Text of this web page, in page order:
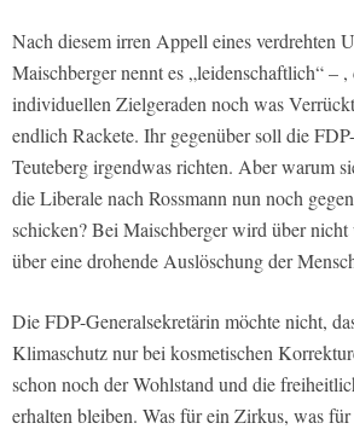
Nach diesem irren Appell eines verdrehten
Maischberger nennt es „leidenschaftlich“ – ,
individuellen Zielgeraden noch was
endlich Rackete. Ihr gegenüber soll die
Teuteberg irgendwas richten. Aber warum
die Liberale nach Rossmann nun noch
schicken? Bei Maischberger wird über nicht
über eine drohende Auslöschung der
Die FDP-Generalsekretärin möchte nicht,
Klimaschutz nur bei kosmetischen
schon noch der Wohlstand und die
erhalten bleiben. Was für ein Zirkus, was